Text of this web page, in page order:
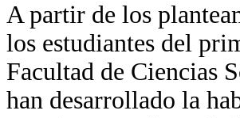
A partir de los
los estudiantes del
Facultad de Ciencias
han desarrollado la